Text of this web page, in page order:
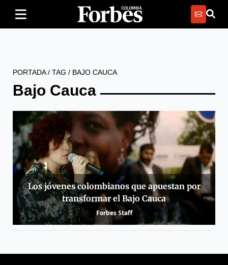
PORTADA/ TAG / BAJO CAUCA
Bajo Cauca
Los jóvenes colombianos que apuestan por
transformar el Bajo Cauca
Forbes Staff